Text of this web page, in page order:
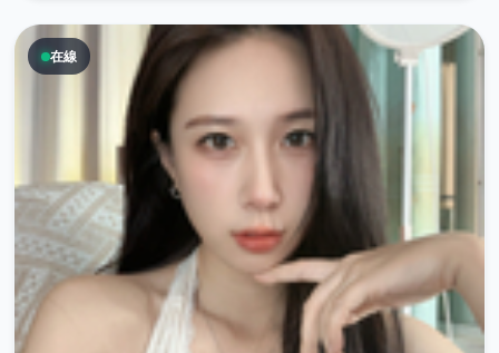
在線